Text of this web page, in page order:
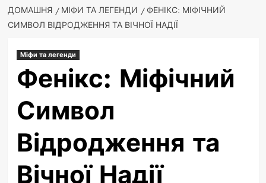
ДОМАШНЯ МІФИ ТА ЛЕГЕНДИ
ФЕНІКС: МІФІЧНИЙ
СИМВОЛ ВІДРОДЖЕННЯ ТА ВІЧНОЇ НАДІЇ
Міфи та легенди
Фенікс: Міфічний
Символ
Відродження та
Вічної Надії